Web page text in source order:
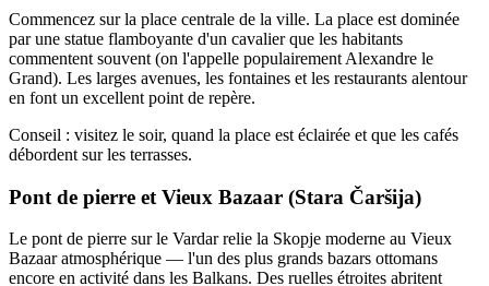
Commencez sur la place centrale de la ville. La place est dominée
par une statue flamboyante d'un cavalier que les habitants
commentent souvent (on l'appelle populairement Alexandre le
Grand). Les larges avenues, les fontaines et les restaurants alentour
en font un excellent point de repère.
Conseil : visitez le soir, quand la place est éclairée et que les cafés
débordent sur les terrasses.
Pont de pierre et Vieux Bazaar (Stara Čaršija)
Le pont de pierre sur le Vardar relie la Skopje moderne au Vieux
Bazaar atmosphérique — l'un des plus grands bazars ottomans
encore en activité dans les Balkans. Des ruelles étroites abritent